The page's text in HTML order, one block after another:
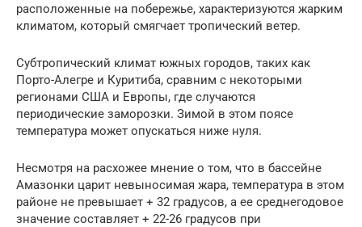
расположенные на побережье, характеризуются жарким
климатом, который смягчает тропический ветер.
Субтропический климат южных городов, таких как
Порто-Алегре и Куритиба, сравним с некоторыми
регионами США и Европы, где случаются
периодические заморозки. Зимой в этом поясе
температура может опускаться ниже нуля.
Несмотря на расхожее мнение о том, что в бассейне
Амазонки царит невыносимая жара, температура в этом
районе не превышает + 32 градусов, а ее среднегодовое
значение составляет + 22-26 градусов при